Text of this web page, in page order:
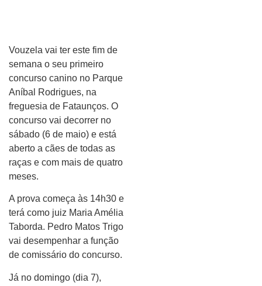
Vouzela vai ter este fim de
semana o seu primeiro
concurso canino no Parque
Aníbal Rodrigues, na
freguesia de Fataunços. O
concurso vai decorrer no
sábado (6 de maio) e está
aberto a cães de todas as
raças e com mais de quatro
meses.
A prova começa às 14h30 e
terá como juiz Maria Amélia
Taborda. Pedro Matos Trigo
vai desempenhar a função
de comissário do concurso.
Já no domingo (dia 7),